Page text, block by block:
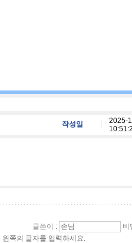
작성일
2025-
글쓴이 :
비
왼쪽의 글자를 입력하세요.